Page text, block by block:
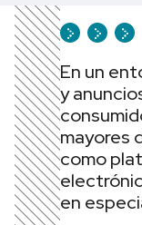
En un
y
mayores
como
en